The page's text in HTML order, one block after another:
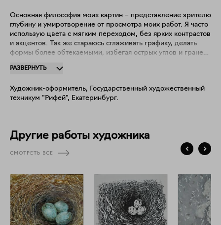
Основная философия моих картин – представление зрителю
глубину и умиротворение от просмотра моих работ. Я часто
использую цвета с мягким переходом, без ярких контрастов
и акцентов. Так же стараюсь сглаживать графику, делать
формы более обтекаемыми, избегая острых углов и граней.
философию бытия. Ведь в каждой картине можно увидеть
близких, моменты, не отвлекаясь на буйство цветов.
Картины определенным образом создают гипнотическое
РАЗВЕРНУТЬ
Художник-оформитель, Государственный художественный
техникум "Рифей", Екатеринбург.
Другие работы художника
СМОТРЕТЬ ВСЕ